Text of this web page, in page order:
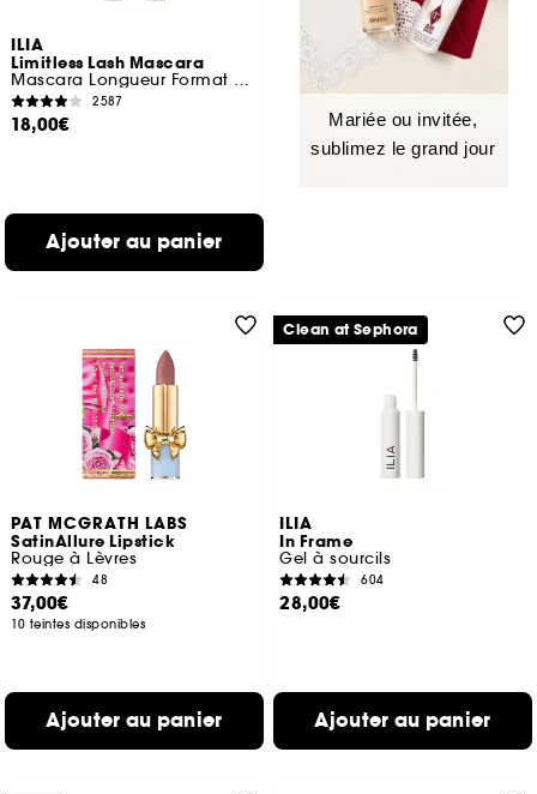
ILIA
Limitless Lash Mascara
Mascara Longueur Format Voyage
2587
18,00€
Ajouter au panier
Mariée ou invitée,
sublimez le grand jour
PAT MCGRATH LABS
SatinAllure Lipstick
Rouge à Lèvres
48
37,00€
10 teintes disponibles
Ajouter au panier
ILIA
In Frame
Gel à sourcils
604
28,00€
Ajouter au panier
Clean at Sephora